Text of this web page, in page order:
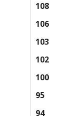
108
106
103
102
100
95
94